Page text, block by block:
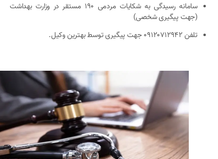
سامانه رسیدگی به شکایات مردمی 190 مستقر در وزارت بهداشت
(جهت پیگیری شخصی)
تلفن 09120712942 جهت پیگیری توسط بهترین وکیل.